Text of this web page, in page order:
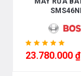
Bề mặt của
23.780.000 ₫